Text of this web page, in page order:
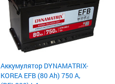
Аккумулятор DYNAMATRIX-
KOREA EFB (80 Ah) 750 А,